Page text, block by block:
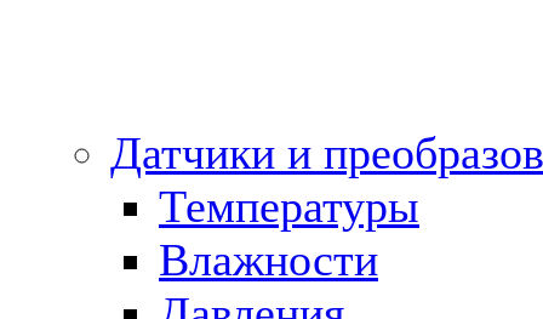
Датчики и
Температуры
Влажности